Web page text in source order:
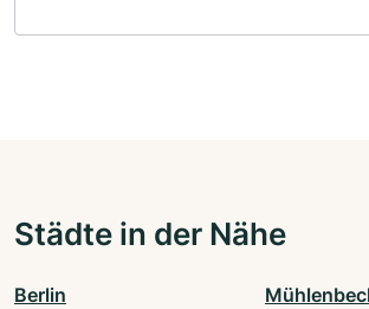
Städte in der Nähe
Berlin